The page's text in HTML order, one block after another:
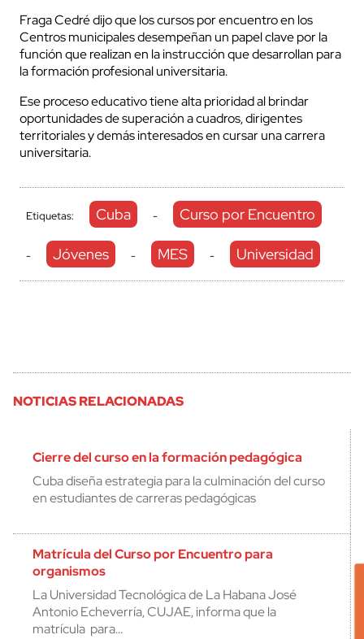
Fraga Cedré dijo que los cursos por encuentro en los
Centros municipales desempeñan un papel clave por la
función que realizan en la instrucción que desarrollan para
la formación profesional universitaria.
Ese proceso educativo tiene alta prioridad al brindar
oportunidades de superación a cuadros, dirigentes
territoriales y demás interesados en cursar una carrera
universitaria.
Etiquetas: Cuba - Curso por Encuentro
- Jóvenes - MES - Universidad
NOTICIAS RELACIONADAS
Cierre del curso en la formación pedagógica
Cuba diseña estrategia para la culminación del curso
en estudiantes de carreras pedagógicas
Matrícula del Curso por Encuentro para
organismos
La Universidad Tecnológica de La Habana José
Antonio Echeverría, CUJAE, informa que la
matrícula para…